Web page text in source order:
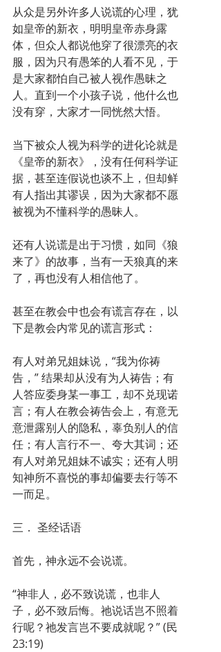
从众是另外许多人说谎的心理，犹
如皇帝的新衣，明明皇帝赤身露
体，但众人都说他穿了很漂亮的衣
服，因为只有愚笨的人看不见，于
是大家都怕自己被人视作愚昧之
人。直到一个小孩子说，他什么也
没有穿，大家才一同恍然大悟。
当下被众人视为科学的进化论就是
《皇帝的新衣》，没有任何科学证
据，甚至连假说也谈不上，但却鲜
有人指出其谬误，因为大家都不愿
被视为不懂科学的愚昧人。
还有人说谎是出于习惯，如同《狼
来了》的故事，当有一天狼真的来
了，再也没有人相信他了。
甚至在教会中也会有谎言存在，以
下是教会内常见的谎言形式：
有人对弟兄姐妹说，“我为你祷
告，” 结果却从没有为人祷告；有
人答应委身某一事工，却不兑现诺
言；有人在教会祷告会上，有意无
意泄露别人的隐私，辜负别人的信
任；有人言行不一、夸大其词；还
有人对弟兄姐妹不诚实；还有人明
知神所不喜悦的事却偏要去行等不
一而足。
三． 圣经话语
首先，神永远不会说谎。
“神非人，必不致说谎，也非人
子，必不致后悔。祂说话岂不照着
行呢？祂发言岂不要成就呢？” (民
23:19)